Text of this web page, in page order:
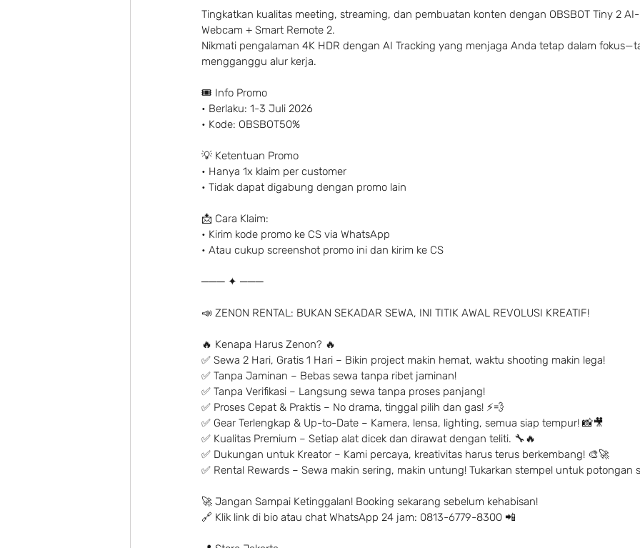
Tingkatkan kualitas meeting, streaming, dan pembuatan konten dengan OBSBOT Tiny 2
Webcam + Smart Remote 2.
Nikmati pengalaman 4K HDR dengan AI Tracking yang menjaga Anda tetap dalam
mengganggu alur kerja.
🎟 Info Promo
• Berlaku: 1-3 Juli 2026
• Kode: OBSBOT50%
💡 Ketentuan Promo
• Hanya 1x klaim per customer
• Tidak dapat digabung dengan promo lain
📩 Cara Klaim:
• Kirim kode promo ke CS via WhatsApp
• Atau cukup screenshot promo ini dan kirim ke CS
─── ✦ ───
📣 ZENON RENTAL: BUKAN SEKADAR SEWA, INI TITIK AWAL REVOLUSI KREATIF!
🔥 Kenapa Harus Zenon? 🔥
✅ Sewa 2 Hari, Gratis 1 Hari – Bikin project makin hemat, waktu shooting makin lega!
✅ Tanpa Jaminan – Bebas sewa tanpa ribet jaminan!
✅ Tanpa Verifikasi – Langsung sewa tanpa proses panjang!
✅ Proses Cepat & Praktis – No drama, tinggal pilih dan gas! ⚡️💨
✅ Gear Terlengkap & Up-to-Date – Kamera, lensa, lighting, semua siap tempur! 📸🎥
✅ Kualitas Premium – Setiap alat dicek dan dirawat dengan teliti. 🔧🔥
✅ Dukungan untuk Kreator – Kami percaya, kreativitas harus terus berkembang! 🎨🚀
✅ Rental Rewards – Sewa makin sering, makin untung! Tukarkan stempel untuk potongan
🚀 Jangan Sampai Ketinggalan! Booking sekarang sebelum kehabisan!
🔗 Klik link di bio atau chat WhatsApp 24 jam: 0813-6779-8300 📲